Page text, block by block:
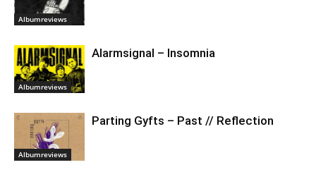
Albumreviews
Albumreviews
Alarmsignal – Insomnia
Albumreviews
Parting Gyfts – Past // Reflection